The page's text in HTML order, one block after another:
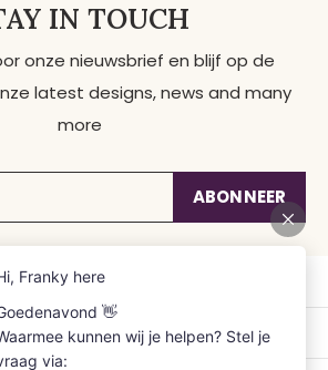
IN TOUCH
onze nieuwsbrief en blijf op de
latest designs, news and many
more
ABONNEER